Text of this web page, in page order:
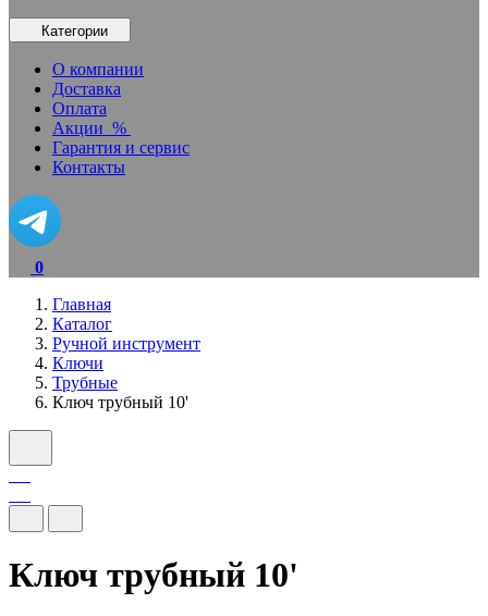
Категории
О компании
Доставка
Оплата
Акции %
Гарантия и сервис
Контакты
0
Главная
Каталог
Ручной инструмент
Ключи
Трубные
Ключ трубный 10'
Ключ трубный 10'